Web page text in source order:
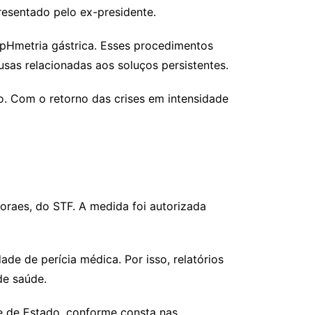
pelo ex-presidente.
gástrica. Esses procedimentos
relacionadas aos soluços persistentes.
Com o retorno das crises em intensidade
do STF. A medida foi autorizada
de perícia médica. Por isso, relatórios
saúde.
Estado, conforme consta nas